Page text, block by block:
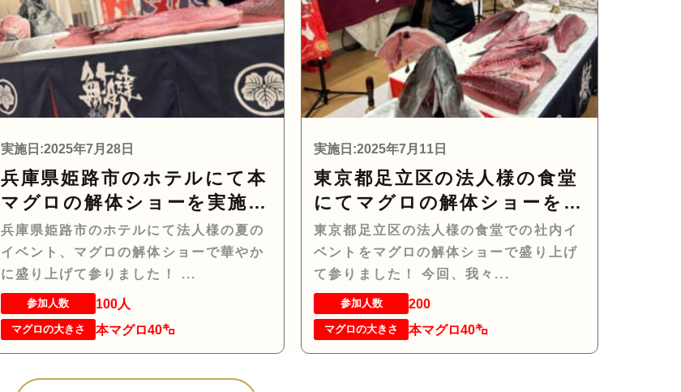
実施日:2025年7月28日
兵庫県姫路市のホテルにて本
マグロの解体ショーを実施し
て参りました！
兵庫県姫路市のホテルにて法人様の夏の
イベント、マグロの解体ショーで華やか
に盛り上げて参りました！ ...
参加人数 100人
マグロの大きさ 本マグロ40㌔
実施日:2025年7月11日
東京都足立区の法人様の食堂
にてマグロの解体ショーを行
って参りました。
東京都足立区の法人様の食堂での社内イ
ベントをマグロの解体ショーで盛り上げ
て参りました！ 今回、我々...
参加人数 200
マグロの大きさ 本マグロ40㌔